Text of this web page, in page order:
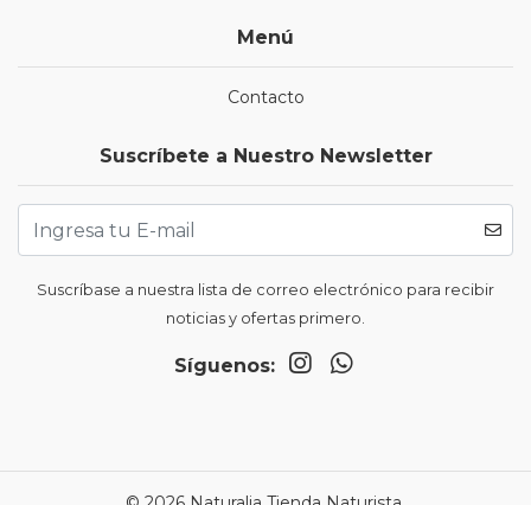
Menú
Contacto
Suscríbete a Nuestro Newsletter
Suscríbase a nuestra lista de correo electrónico para recibir
noticias y ofertas primero.
Síguenos: